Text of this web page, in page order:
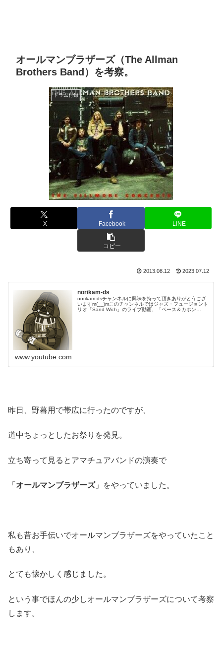
オールマンブラザーズ（The Allman
Brothers Band）を考察。
ドラム付録
X Facebook LINE
コピー
2013.08.12 2023.07.12
norikam-ds
norikam-dsチャンネルに興味を持って頂きありがとうござ
いますm(__)mこのチャンネルではジャズ・フュージョント
リオ「Sand Wich」のライブ動画、「ベース＆カホン
www.youtube.com
昨日、野暮用で帯広に行ったのですが、
道中ちょっとしたお祭りを発見。
立ち寄って見るとアマチュアバンドの演奏で
「 オールマンブラザーズ」をやっていました。
私も昔お手伝いでオールマンブラザーズをやっていたこと
もあり、
とても懐かしく感じました。
という事でほんの少しオールマンブラザーズについて考察
します。